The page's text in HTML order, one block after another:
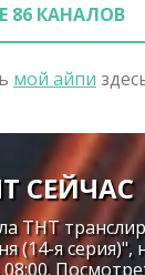
86 КАНАЛОВ
мой айпи
СЕЙЧАС
ТНТ
(14-я серия)",
08:00.